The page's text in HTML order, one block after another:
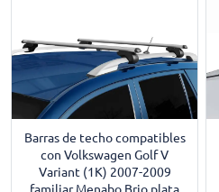
Barras de techo compatibles
con Volkswagen Golf V
Variant (1K) 2007-2009
familiar Menabo Brio plata